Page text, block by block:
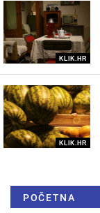
KLIK.HR
KLIK.HR
POČETNA